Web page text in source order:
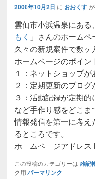
2008年10月2日 に おおくす
雲仙市小浜温泉にあ
もく 」さんのホームペ
久々の新規案件で数ヶ
ホームページのポイン
１：ネットショップが
２：定期更新のブログ
３：活動記録が定期的
など手作り感をどこま
情報発信を第一に考
るところです。
ホームページアドレス
この投稿のカテゴリーは 雑記
ク用 パーマリンク